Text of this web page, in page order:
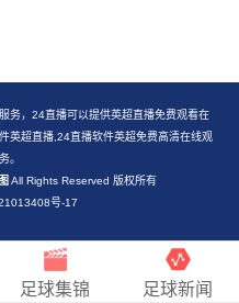
务，24直播可以提供英超直播免费观看在
英超直播,24直播软件英超免费高清在线观
。
All Rights Reserved 版权所有
号-17
足球集锦 足球新闻